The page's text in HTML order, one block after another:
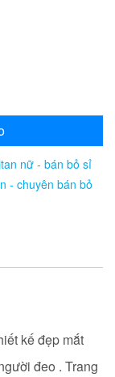
nữ - bán bỏ sỉ
- chuyên bán bỏ
kế đẹp mắt
đeo . Trang